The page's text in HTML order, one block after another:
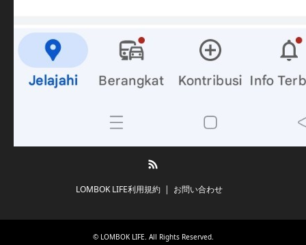
LOMBOK LIFE利用規約 お問い合わせ
© LOMBOK LIFE. All Rights Reserved.